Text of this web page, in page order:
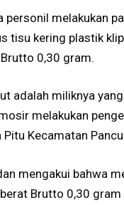
melakukan
tisu kering plastik
0,30 gram.
adalah miliknya
melakukan
Kecamatan
mengakui bahwa
Brutto 0,30 gram